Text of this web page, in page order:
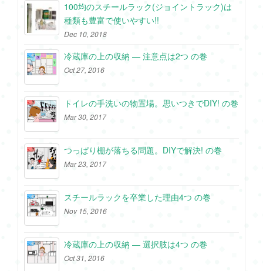
100均のスチールラック(ジョイントラック)は
種類も豊富で使いやすい!!
Dec 10, 2018
冷蔵庫の上の収納 ― 注意点は2つ の巻
Oct 27, 2016
トイレの手洗いの物置場。思いつきでDIY! の巻
Mar 30, 2017
つっぱり棚が落ちる問題。DIYで解決! の巻
Mar 23, 2017
スチールラックを卒業した理由4つ の巻
Nov 15, 2016
冷蔵庫の上の収納 ― 選択肢は4つ の巻
Oct 31, 2016